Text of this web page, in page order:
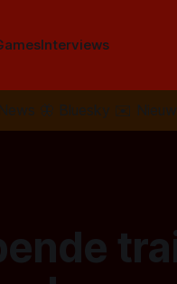
Interviews
🦋 Bluesky ✉️